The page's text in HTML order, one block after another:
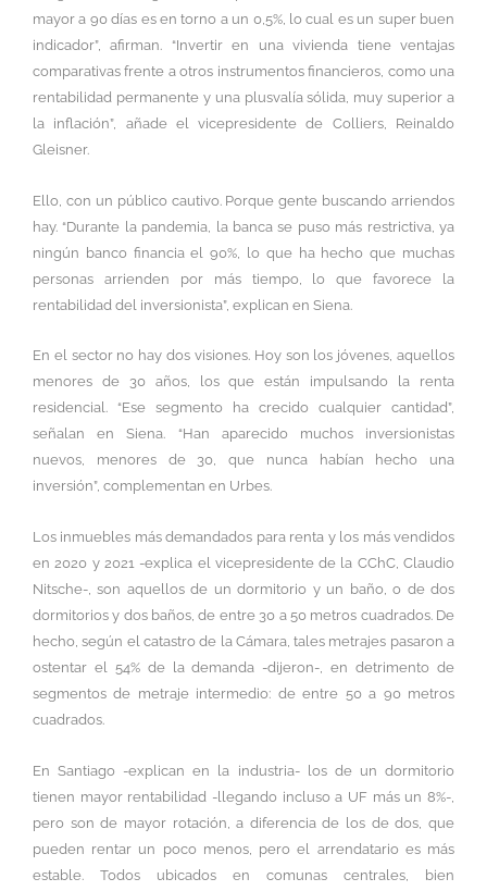
mayor a 90 días es en torno a un 0,5%, lo cual es un super buen
indicador”, afirman. “Invertir en una vivienda tiene ventajas
comparativas frente a otros instrumentos financieros, como una
rentabilidad permanente y una plusvalía sólida, muy superior a
la inflación”, añade el vicepresidente de Colliers, Reinaldo
Gleisner.
Ello, con un público cautivo. Porque gente buscando arriendos
hay. “Durante la pandemia, la banca se puso más restrictiva, ya
ningún banco financia el 90%, lo que ha hecho que muchas
personas arrienden por más tiempo, lo que favorece la
rentabilidad del inversionista”, explican en Siena.
En el sector no hay dos visiones. Hoy son los jóvenes, aquellos
menores de 30 años, los que están impulsando la renta
residencial. “Ese segmento ha crecido cualquier cantidad”,
señalan en Siena. “Han aparecido muchos inversionistas
nuevos, menores de 30, que nunca habían hecho una
inversión”, complementan en Urbes.
Los inmuebles más demandados para renta y los más vendidos
en 2020 y 2021 -explica el vicepresidente de la CChC, Claudio
Nitsche-, son aquellos de un dormitorio y un baño, o de dos
dormitorios y dos baños, de entre 30 a 50 metros cuadrados. De
hecho, según el catastro de la Cámara, tales metrajes pasaron a
ostentar el 54% de la demanda -dijeron-, en detrimento de
segmentos de metraje intermedio: de entre 50 a 90 metros
cuadrados.
En Santiago -explican en la industria- los de un dormitorio
tienen mayor rentabilidad -llegando incluso a UF más un 8%-,
pero son de mayor rotación, a diferencia de los de dos, que
pueden rentar un poco menos, pero el arrendatario es más
estable. Todos ubicados en comunas centrales, bien